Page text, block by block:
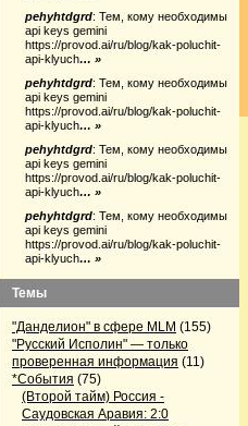
pehyhtdgrd: Тем, кому необходимы
api keys gemini
https://provod.ai/ru/blog/kak-poluchit-
api-klyuch… »
pehyhtdgrd: Тем, кому необходимы
api keys gemini
https://provod.ai/ru/blog/kak-poluchit-
api-klyuch… »
pehyhtdgrd: Тем, кому необходимы
api keys gemini
https://provod.ai/ru/blog/kak-poluchit-
api-klyuch… »
pehyhtdgrd: Тем, кому необходимы
api keys gemini
https://provod.ai/ru/blog/kak-poluchit-
api-klyuch… »
Темы
"Данделион" в сфере MLM (155)
"Русский Исполин" — только
проверенная информация (11)
*События (75)
(Второй тайм) Россия -
Саудовская Аравия: 2:0